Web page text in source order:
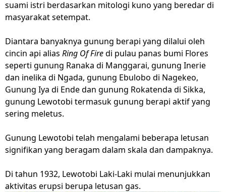
suami istri berdasarkan mitologi kuno yang beredar di
masyarakat setempat.
Diantara banyaknya gunung berapi yang dilalui oleh
cincin api alias Ring Of Firedi pulau panas bumi Flores
seperti gunung Ranaka di Manggarai, gunung Inerie
dan inelika di Ngada, gunung Ebulobo di Nagekeo,
Gunung Iya di Ende dan gunung Rokatenda di Sikka,
gunung Lewotobi termasuk gunung berapi aktif yang
sering meletus.
Gunung Lewotobi telah mengalami beberapa letusan
signifikan yang beragam dalam skala dan dampaknya.
Di tahun 1932, Lewotobi Laki-Laki mulai menunjukkan
aktivitas erupsi berupa letusan gas.